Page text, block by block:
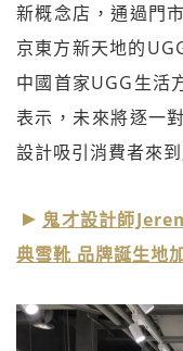
新概念店，通過門
京東方新天地的
中國首家UGG生
表示，未來將逐一
設計吸引消費者來
鬼才設計師
典雪靴 品牌誕生地